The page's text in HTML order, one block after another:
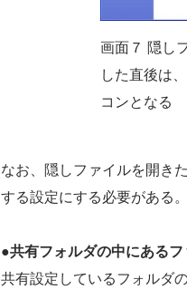
画面７ 隠し
した直後は
コンとなる
なお、隠しファイルを開き
する設定にする必要がある。
●共有フォルダの中にある
共有設定しているフォルダ